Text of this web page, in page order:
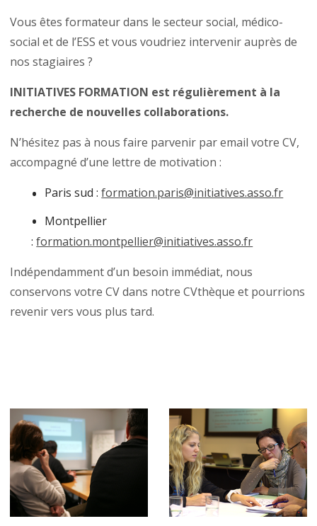
Vous êtes formateur dans le secteur social, médico-
social et de l’ESS et vous voudriez intervenir auprès de
nos stagiaires ?
INITIATIVES FORMATION est régulièrement à la
recherche de nouvelles collaborations.
N’hésitez pas à nous faire parvenir par email votre CV,
accompagné d’une lettre de motivation :
Paris sud :formation.paris@initiatives.asso.fr
Montpellier
:formation.montpellier@initiatives.asso.fr
Indépendamment d’un besoin immédiat, nous
conservons votre CV dans notre CVthèque et pourrions
revenir vers vous plus tard.